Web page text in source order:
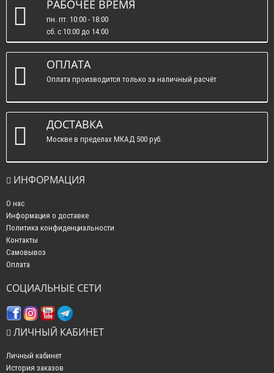
РАБОЧЕЕ ВРЕМЯ
пн. пт. 10:00 - 18:00
сб. c 10:00 до 14:00
вс. : выходные.
ОПЛАТА
Оплата производится только за наличный расчёт
ДОСТАВКА
Москве в пределах МКАД 500 руб.
ИНФОРМАЦИЯ
О нас
Информация о доставке
Политика конфиденциальности
Контакты
Самовывоз
Оплата
СОЦИАЛЬНЫЕ СЕТИ
ЛИЧНЫЙ КАБИНЕТ
Личный кабинет
История заказов